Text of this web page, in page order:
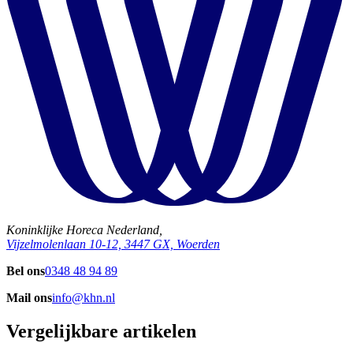
Koninklijke Horeca Nederland,
Vijzelmolenlaan 10-12, 3447 GX, Woerden
Bel ons0348 48 94 89
Mail onsinfo@khn.nl
Vergelijkbare artikelen